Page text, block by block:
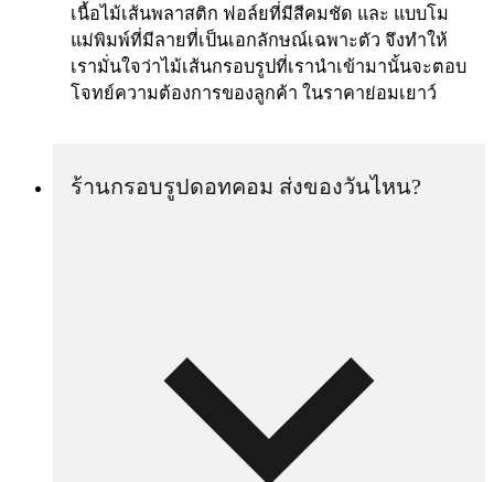
เนื้อไม้เส้นพลาสติก ฟอล์ยที่มีสีคมชัด และ แบบโม
แม่พิมพ์ที่มีลายที่เป็นเอกลักษณ์เฉพาะตัว จึงทำให้
เรามั่นใจว่าไม้เส้นกรอบรูปที่เรานำเข้ามานั้นจะตอบ
โจทย์ความต้องการของลูกค้า ในราคาย่อมเยาว์
ร้านกรอบรูปดอทคอม ส่งของวันไหน?